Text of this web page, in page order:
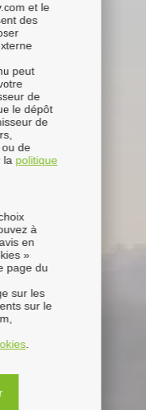
et le
des
peut
de
le dépôt
de
de
la politique
à
en
»
page du
sur les
sur le
.